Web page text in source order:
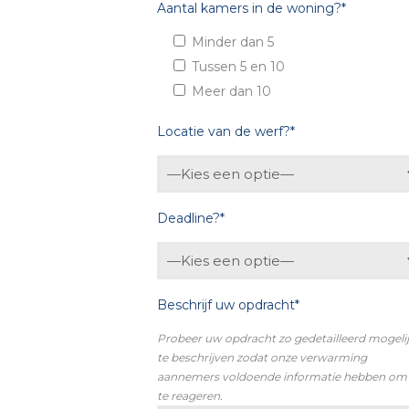
Aantal kamers in de woning?*
Minder dan 5
Tussen 5 en 10
Meer dan 10
Locatie van de werf?*
Deadline?*
Beschrijf uw opdracht*
Probeer uw opdracht zo gedetailleerd
te beschrijven zodat onze verwarming
aannemers voldoende informatie hebben
te reageren.